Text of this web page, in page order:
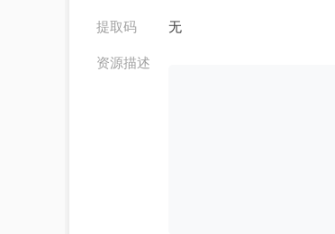
提取码
无
资源描述